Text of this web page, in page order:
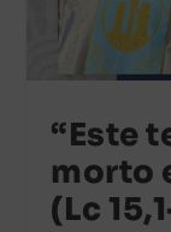
“Este
morto
(Lc